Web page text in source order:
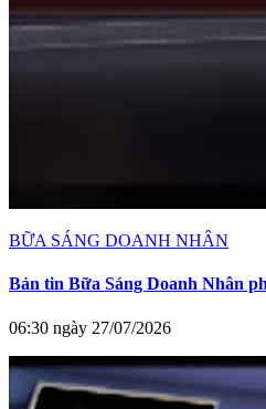
BỮA SÁNG DOANH NHÂN
Bản tin Bữa Sáng Doanh Nhân
06:30 ngày 27/07/2026